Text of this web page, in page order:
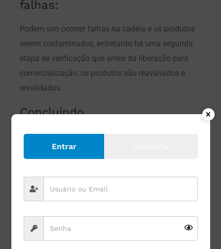
falhas:
Podem sim ocorrer falhas na cadeia e os produtos
serem contaminados, entretanto há uma segunda
etapa de verificação que antes da liberação para
comercialização, os produtos são reavaliados e
revalidados.
Concluindo
Não há por parte das empresas a intenção de
vender um produto contaminado. Não é idôneo, não
ao produto.
Quer saber como o leite UHT é conservado? Leia
Entrar